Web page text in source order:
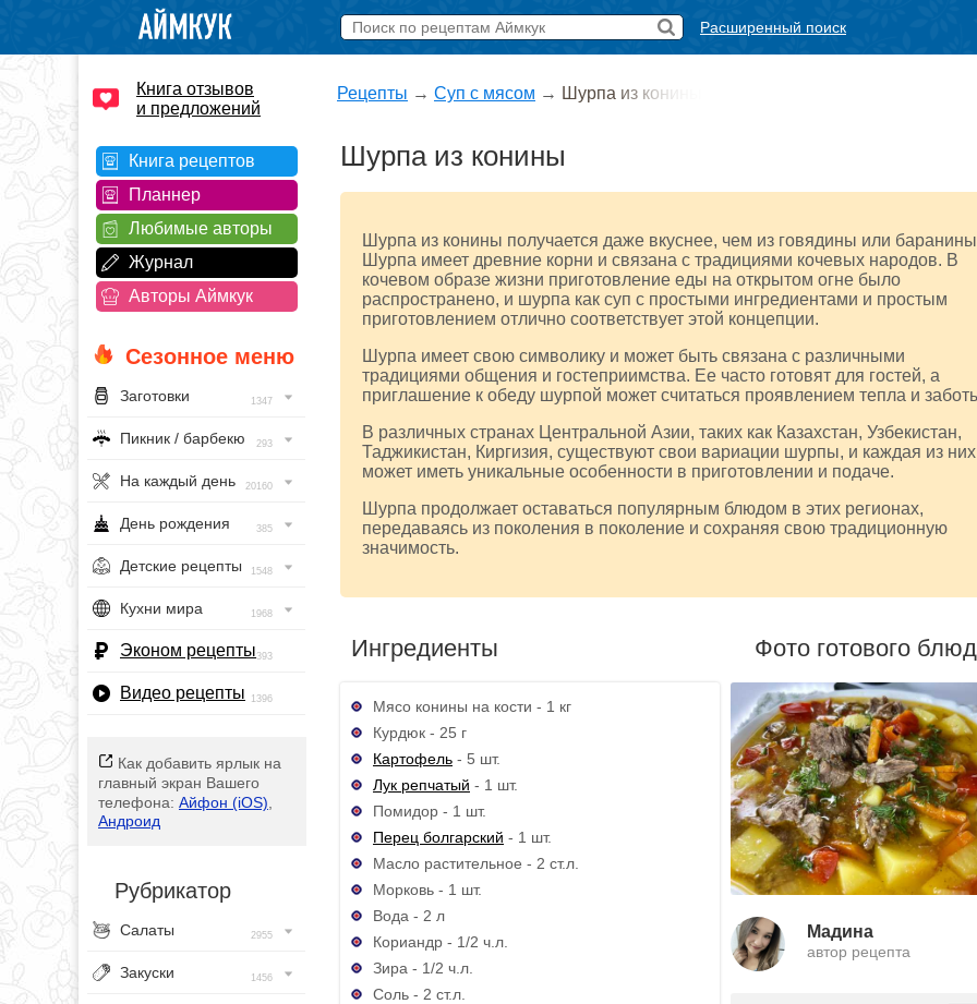
Расширенный поиск
Книга отзывов
и предложений
Книга рецептов
Планнер
Любимые авторы
Журнал
Авторы Аймкук
Сезонное меню
Заготовки 1347
Пикник / барбекю 293
На каждый день 20160
День рождения 385
Детские рецепты 1548
Кухни мира 1968
Эконом рецепты393
Видео рецепты 1396
Как добавить ярлык на
главный экран Вашего
телефона: Айфон (iOS)
Андроид
Рубрикатор
Салаты 2955
Закуски 1456
Рецепты → Суп с мясом → Шурпа из конины
Шурпа из конины
Шурпа из конины получается даже вкуснее, чем из говядины или
Шурпа имеет древние корни и связана с традициями кочевых народов. В
кочевом образе жизни приготовление еды на открытом огне было
распространено, и шурпа как суп с простыми ингредиентами и простым
приготовлением отлично соответствует этой концепции.
Шурпа имеет свою символику и может быть связана с различными
традициями общения и гостеприимства. Ее часто готовят для гостей, а
приглашение к обеду шурпой может считаться проявлением тепла и
В различных странах Центральной Азии, таких как Казахстан, Узбекистан,
Таджикистан, Киргизия, существуют свои вариации шурпы, и каждая из них
может иметь уникальные особенности в приготовлении и подаче.
Шурпа продолжает оставаться популярным блюдом в этих регионах,
передаваясь из поколения в поколение и сохраняя свою традиционную
значимость.
Ингредиенты
Мясо конины на кости - 1 кг
Курдюк - 25 г
Картофель - 5 шт.
Лук репчатый - 1 шт.
Помидор - 1 шт.
Перец болгарский - 1 шт.
Масло растительное - 2 ст.л.
Морковь - 1 шт.
Вода - 2 л
Кориандр - 1/2 ч.л.
Зира - 1/2 ч.л.
Соль - 2 ст.л.
Фото готового
Мадина
автор рецепта